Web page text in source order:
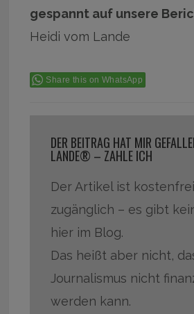
gespannt auf unsere
Heidi vom Lande
Share this on WhatsApp
DER BEITRAG HAT MIR
LANDE® – ZAHLE ICH
Der Artikel ist kostenfrei
zugänglich – es gibt
hier im Blog.
Das heißt aber nicht,
Journalismus nicht
werden kann.